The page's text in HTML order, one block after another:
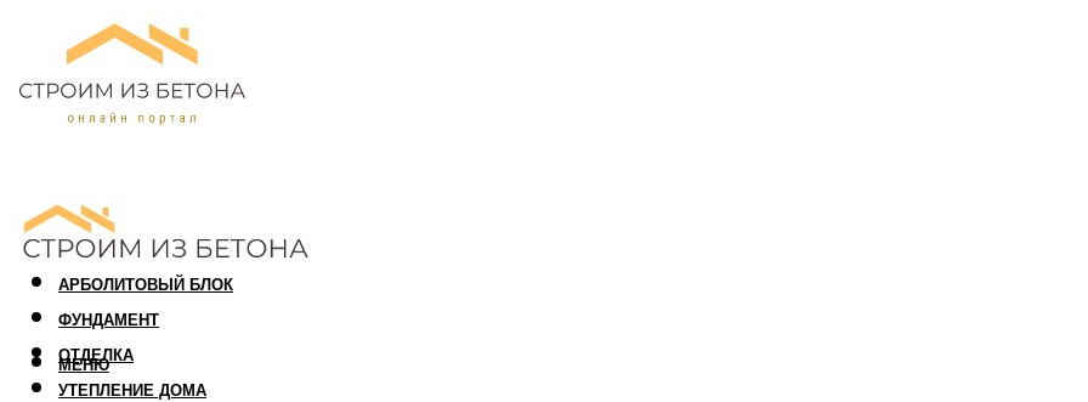
ПЕНОБЛОК
ГАЗОБЛОК
АРБОЛИТОВЫЙ БЛОК
ФУНДАМЕНТ
ОТДЕЛКА
УТЕПЛЕНИЕ ДОМА
МЕНЮ